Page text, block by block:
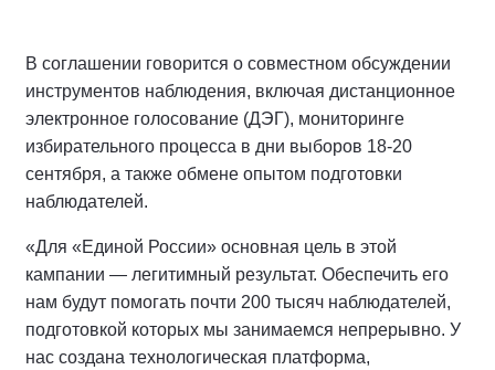
В соглашении говорится о совместном обсуждении
инструментов наблюдения, включая дистанционное
электронное голосование (ДЭГ), мониторинге
избирательного процесса в дни выборов 18-20
сентября, а также обмене опытом подготовки
наблюдателей.
«Для «Единой России» основная цель в этой
кампании — легитимный результат. Обеспечить его
нам будут помогать почти 200 тысяч наблюдателей,
подготовкой которых мы занимаемся непрерывно. У
нас создана технологическая платформа,